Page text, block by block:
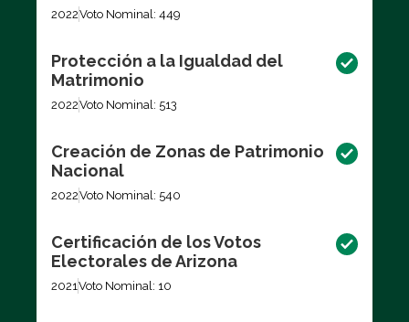
2022Voto Nominal: 449
Protección a la Igualdad del
Matrimonio
2022Voto Nominal: 513
Creación de Zonas de Patrimonio
Nacional
2022Voto Nominal: 540
Certificación de los Votos
Electorales de Arizona
2021Voto Nominal: 10